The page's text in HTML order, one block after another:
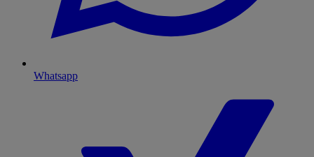
Whatsapp